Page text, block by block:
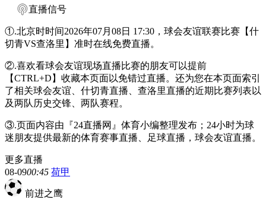
直播信号
①.北京时时间2026年07月08日 17:30，球会友谊联赛比赛【什
切青VS查洛里】准时在线免费直播。
②.喜欢看球会友谊现场直播比赛的朋友可以提前
【CTRL+D】收藏本页面以免错过直播。还为您在本页面索引
了相关球会友谊、什切青直播、查洛里直播的近期比赛列表以
及两队历史交锋、两队赛程。
③.页面内容由『24直播网』体育小编整理发布；24小时为球
迷朋友提供最新的体育赛事直播、足球直播，球会友谊直播。
更多直播
08-0900:45 荷甲
前进之鹰